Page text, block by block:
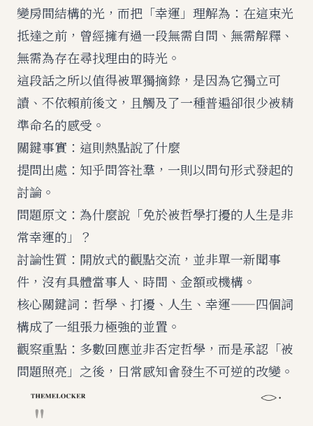
變房間結構的光，而把「幸運」理解為：在這束光
抵達之前，曾經擁有過一段無需自問、無需解釋、
無需為存在尋找理由的時光。
這段話之所以值得被單獨摘錄，是因為它獨立可
讀、不依賴前後文，且觸及了一種普遍卻很少被精
準命名的感受。
關鍵事實：這則熱點說了什麼
提問出處：知乎問答社羣，一則以問句形式發起的
討論。
問題原文：為什麼說「免於被哲學打擾的人生是非
常幸運的」？
討論性質：開放式的觀點交流，並非單一新聞事
件，沒有具體當事人、時間、金額或機構。
核心關鍵詞：哲學、打擾、人生、幸運——四個詞
構成了一組張力極強的並置。
觀察重點：多數回應並非否定哲學，而是承認「被
問題照亮」之後，日常感知會發生不可逆的改變。